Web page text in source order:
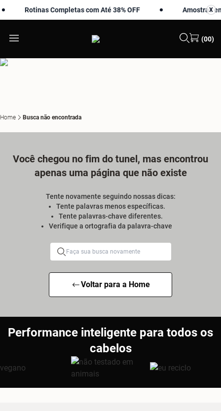
X
Rotinas Completas com Até 38% OFF Amostras
X
(00)
Home Busca não encontrada
Você chegou no fim do tunel, mas encontrou
apenas uma página que não existe
Tente novamente seguindo nossas dicas:
Tente palavras menos específicas.
Tente palavras-chave diferentes.
Verifique a ortografia da palavra-chave
Voltar para a Home
Performance inteligente para todos os
cabelos